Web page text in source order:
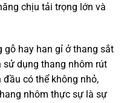
chịu tải trọng lớn và
gỗ hay han gỉ ở thang sắt
sử dụng thang nhôm rút
có thể không nhỏ,
nhôm thực sự là sự